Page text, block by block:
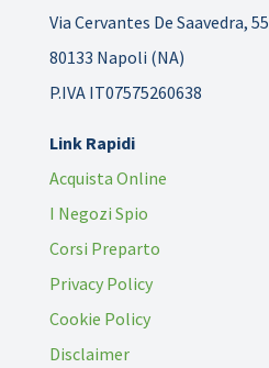
Via Cervantes De Saavedra, 55
80133 Napoli (NA)
P.IVA IT07575260638
Link Rapidi
Acquista Online
I Negozi Spio
Corsi Preparto
Privacy Policy
Cookie Policy
Disclaimer